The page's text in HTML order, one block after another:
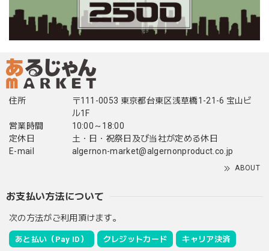
住所
〒111-0053 東京都台東区浅草橋1-21-6 宝山ビ
ル1F
営業時間
10:00～18:00
定休日
土・日・祝祭日及び当社が定める休日
E-mail
algernon-market@algernonproduct.co.jp
ABOUT
お支払い方法について
次の方法がご利用頂けます。
あと払い（Pay ID） クレジットカード キャリア決済